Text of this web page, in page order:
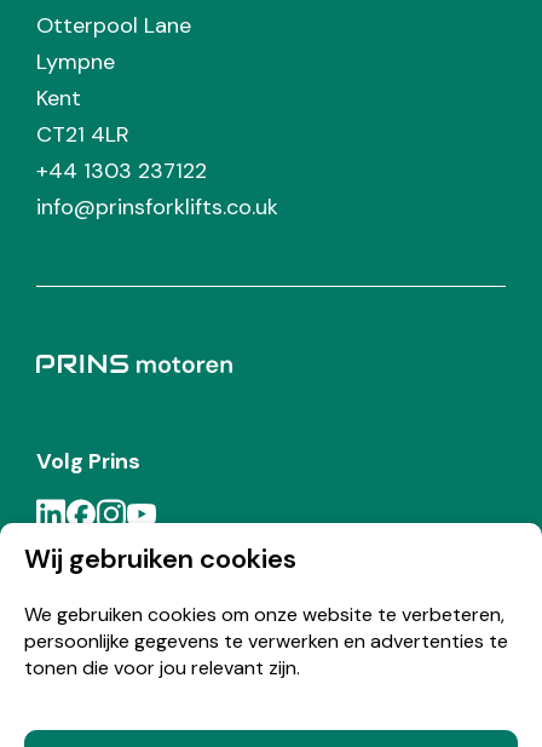
Wij gebruiken cookies
We gebruiken cookies om onze website te verbeteren,
persoonlijke gegevens te verwerken en advertenties te
tonen die voor jou relevant zijn.
Otterpool Lane
Lympne
Kent
CT21 4LR
+44 1303 237122
info@prinsforklifts.co.uk
Volg Prins
Meld je aan voor de Prins nieuwsbrief